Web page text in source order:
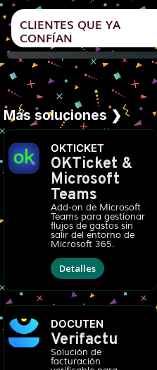
CLIENTES QUE YA
CONFÍAN
Más soluciones ❯
OKTICKET
OKTicket &
Microsoft
Teams
Add-on de Microsoft
Teams para gestionar
flujos de gastos sin
salir del entorno de
Microsoft 365.
Detalles
DOCUTEN
Verifactu
Solución de
facturación